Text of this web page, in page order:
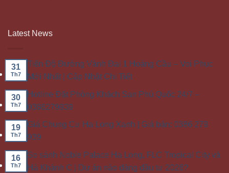
Latest News
31
Th7
Tiến Độ Đường Vành Đai 1 Hoàng Cầu – Voi Phục
Mới Nhất | Cập Nhật Chi Tiết
30
Th7
Hotline Đặt Phòng Khách Sạn Phú Quốc 24/7 –
0386279939
19
Th7
Giá Chung Cư Hạ Long Xanh | Giá bán: 0386 279
939
16
Th7
So sánh Noble Palace Hạ Long, FLC Tropical City và
Hà Khánh C | Dự án nào đáng đầu tư 2026?